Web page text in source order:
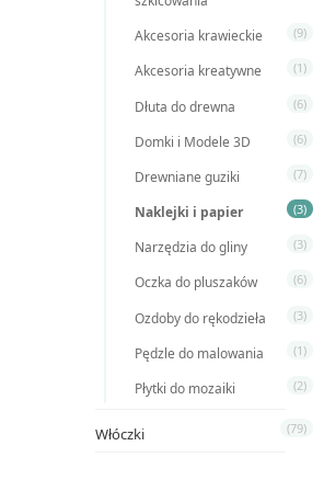
Akcesoria krawieckie (9)
Akcesoria kreatywne (1)
Dłuta do drewna (6)
Domki i Modele 3D (6)
Drewniane guziki (7)
Naklejki i papier (3)
Narzędzia do gliny (3)
Oczka do pluszaków (6)
Ozdoby do rękodzieła (3)
Pędzle do malowania (1)
Płytki do mozaiki (2)
Włóczki (79)